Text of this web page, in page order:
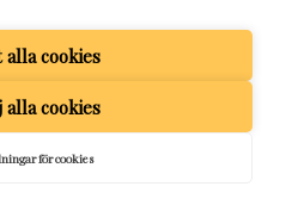
cookies
alla cookies
för cookies
INFO@GRANDHOTELLHORNAN.COM